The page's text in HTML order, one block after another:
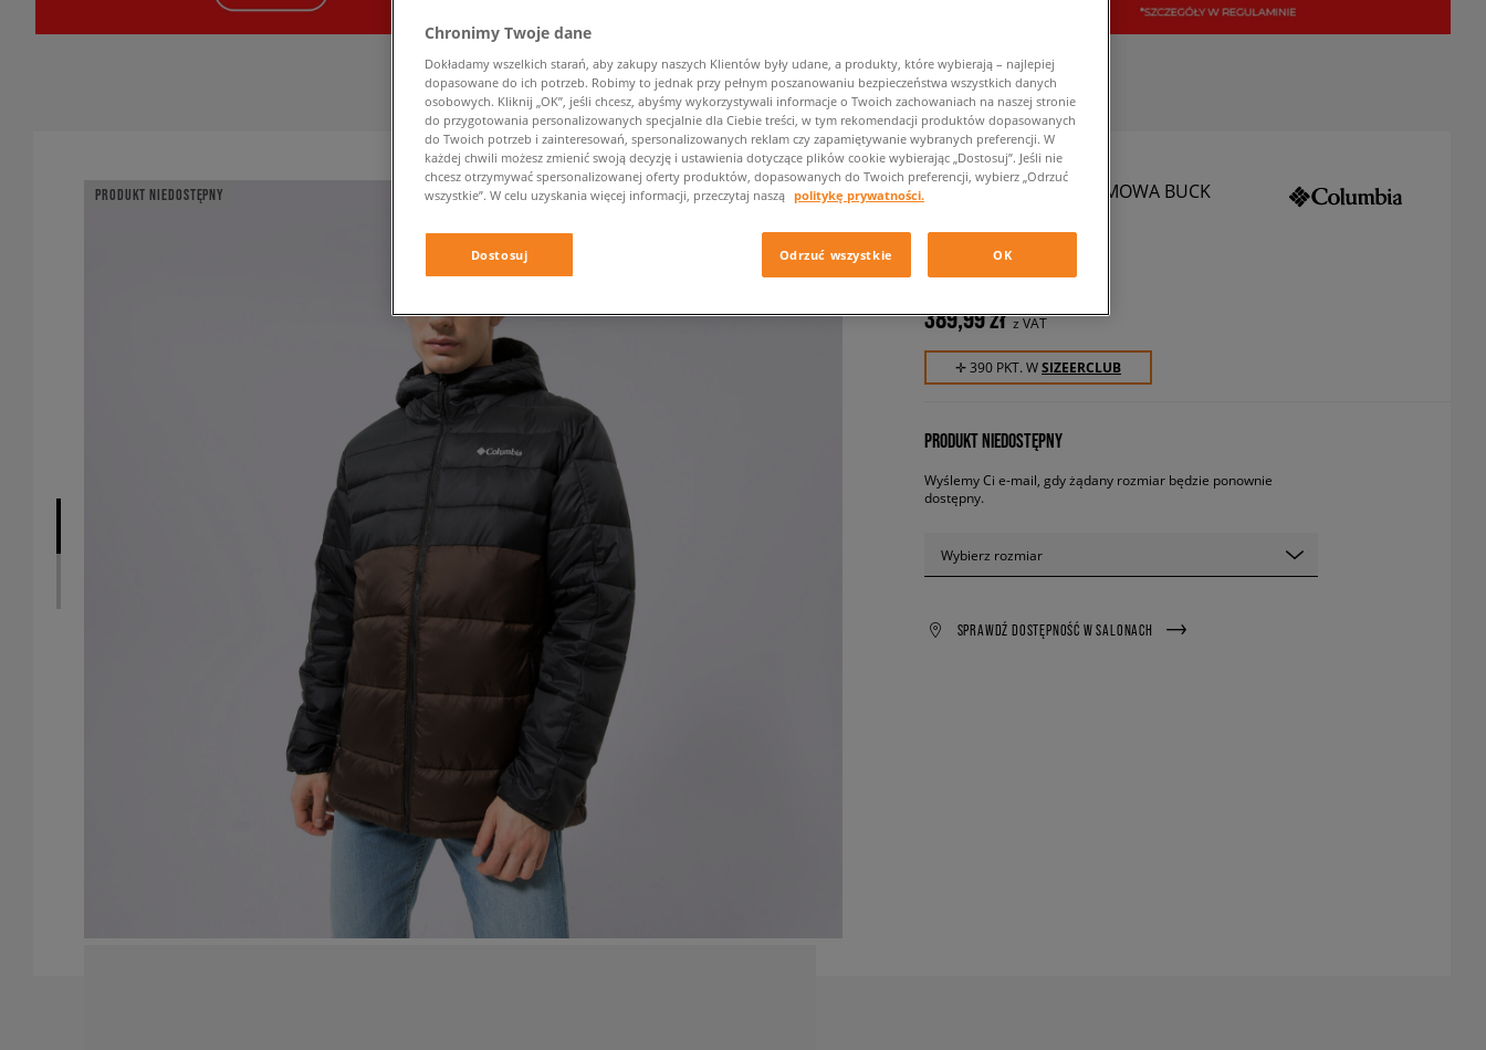
PRODUKT NIEDOSTĘPNY
COLUMBIA KURTKA ZIMOWA BUCK
389,99 zł z VAT
✛ 390 PKT. WSIZEERCLUB
PRODUKT NIEDOSTĘPNY
Wyślemy Ci e-mail, gdy żądany rozmiar będzie ponownie
dostępny.
Wybierz rozmiar
SPRAWDŹ DOSTĘPNOŚĆ W SALONACH
Chronimy Twoje dane
Dokładamy wszelkich starań, aby zakupy naszych Klientów były udane, a produkty, które wybierają – najlepiej
dopasowane do ich potrzeb. Robimy to jednak przy pełnym poszanowaniu bezpieczeństwa wszystkich danych
osobowych. Kliknij „OK”, jeśli chcesz, abyśmy wykorzystywali informacje o Twoich zachowaniach na naszej stronie
do przygotowania personalizowanych specjalnie dla Ciebie treści, w tym rekomendacji produktów dopasowanych
do Twoich potrzeb i zainteresowań, spersonalizowanych reklam czy zapamiętywanie wybranych preferencji. W
każdej chwili możesz zmienić swoją decyzję i ustawienia dotyczące plików cookie wybierając „Dostosuj”. Jeśli nie
chcesz otrzymywać spersonalizowanej oferty produktów, dopasowanych do Twoich preferencji, wybierz „Odrzuć
wszystkie”. W celu uzyskania więcej informacji, przeczytaj naszą politykę prywatności.
Dostosuj Odrzuć wszystkie OK